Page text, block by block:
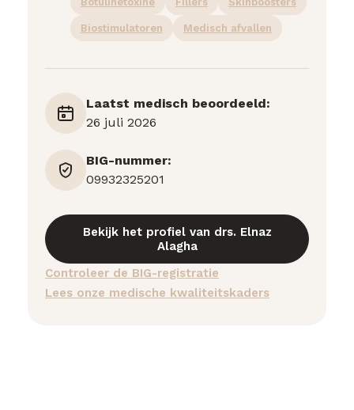
Biostimulatoren Medisch afvallen
Laatst medisch beoordeeld:
26 juli 2026
BIG-nummer:
09932325201
Bekijk het profiel van drs. Elnaz
Alagha
Controleer de BIG-registratie
Lees onze medische kwaliteitskaders